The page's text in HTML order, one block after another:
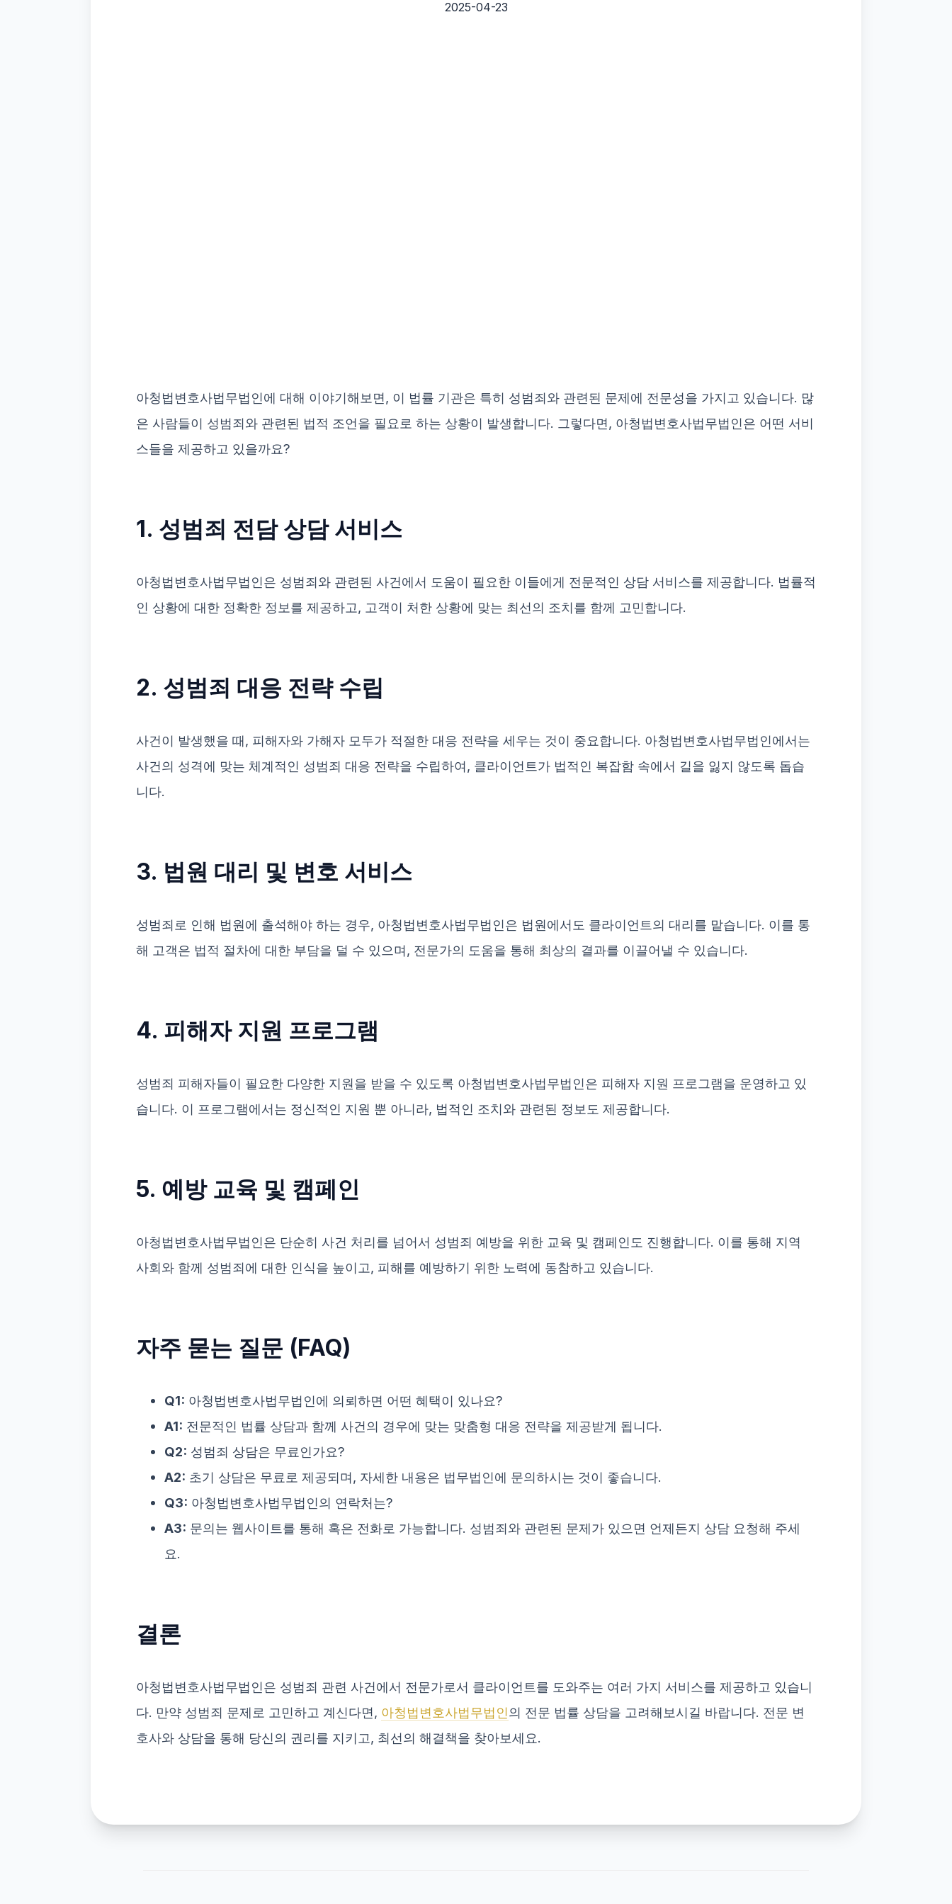
2025-04-23
아청법변호사법무법인에 대해 이야기해보면, 이 법률 기관은 특히 성범죄와 관련된 문제에 전문성을 가지고 있습니다. 많
은 사람들이 성범죄와 관련된 법적 조언을 필요로 하는 상황이 발생합니다. 그렇다면, 아청법변호사법무법인은 어떤 서비
스들을 제공하고 있을까요?
1. 성범죄 전담 상담 서비스
아청법변호사법무법인은 성범죄와 관련된 사건에서 도움이 필요한 이들에게 전문적인 상담 서비스를 제공합니다. 법률적
인 상황에 대한 정확한 정보를 제공하고, 고객이 처한 상황에 맞는 최선의 조치를 함께 고민합니다.
2. 성범죄 대응 전략 수립
사건이 발생했을 때, 피해자와 가해자 모두가 적절한 대응 전략을 세우는 것이 중요합니다. 아청법변호사법무법인에서는
사건의 성격에 맞는 체계적인 성범죄 대응 전략을 수립하여, 클라이언트가 법적인 복잡함 속에서 길을 잃지 않도록 돕습
니다.
3. 법원 대리 및 변호 서비스
성범죄로 인해 법원에 출석해야 하는 경우, 아청법변호사법무법인은 법원에서도 클라이언트의 대리를 맡습니다. 이를 통
해 고객은 법적 절차에 대한 부담을 덜 수 있으며, 전문가의 도움을 통해 최상의 결과를 이끌어낼 수 있습니다.
4. 피해자 지원 프로그램
성범죄 피해자들이 필요한 다양한 지원을 받을 수 있도록 아청법변호사법무법인은 피해자 지원 프로그램을 운영하고 있
습니다. 이 프로그램에서는 정신적인 지원 뿐 아니라, 법적인 조치와 관련된 정보도 제공합니다.
5. 예방 교육 및 캠페인
아청법변호사법무법인은 단순히 사건 처리를 넘어서 성범죄 예방을 위한 교육 및 캠페인도 진행합니다. 이를 통해 지역
사회와 함께 성범죄에 대한 인식을 높이고, 피해를 예방하기 위한 노력에 동참하고 있습니다.
자주 묻는 질문 (FAQ)
Q1: 아청법변호사법무법인에 의뢰하면 어떤 혜택이 있나요?
A1: 전문적인 법률 상담과 함께 사건의 경우에 맞는 맞춤형 대응 전략을 제공받게 됩니다.
Q2: 성범죄 상담은 무료인가요?
A2: 초기 상담은 무료로 제공되며, 자세한 내용은 법무법인에 문의하시는 것이 좋습니다.
Q3: 아청법변호사법무법인의 연락처는?
A3: 문의는 웹사이트를 통해 혹은 전화로 가능합니다. 성범죄와 관련된 문제가 있으면 언제든지 상담 요청해 주세
요.
결론
아청법변호사법무법인은 성범죄 관련 사건에서 전문가로서 클라이언트를 도와주는 여러 가지 서비스를 제공하고 있습니
다. 만약 성범죄 문제로 고민하고 계신다면, 아청법변호사법무법인의 전문 법률 상담을 고려해보시길 바랍니다. 전문 변
호사와 상담을 통해 당신의 권리를 지키고, 최선의 해결책을 찾아보세요.